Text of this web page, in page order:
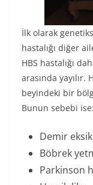
İlk olarak
hastalığı diğer
HBS hastalığı
arasında yayılır.
beyindeki bir
Bunun sebebi ise:
Demir
Böbrek
Parkinson